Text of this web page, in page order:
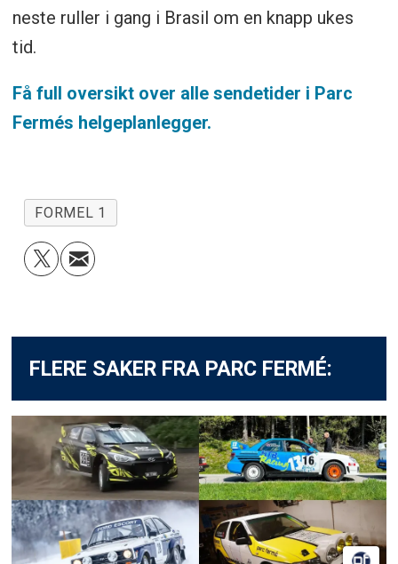
neste ruller i gang i Brasil om en knapp ukes
tid.
Få full oversikt over alle sendetider i Parc
Fermés helgeplanlegger.
FORMEL 1
FLERE SAKER FRA PARC FERMÉ: